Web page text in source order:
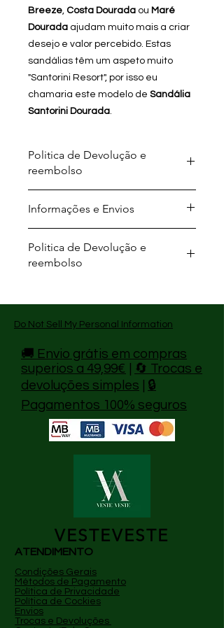
Breeze, Costa Dourada ou Maré
Dourada ajudam muito mais a criar
desejo e valor percebido. Estas
sandálias têm um aspeto muito
"Santorini Resort", por isso eu
chamaria este modelo de Sandália
Santorini Dourada.
Politica de Devolução e
reembolso
Para mais Informações visite a
nossa página de devoluções!
Informações e Envios
compras superiores a 49.99€
Politica de Devolução e
reembolso
- Transferência bancária
- Cartão debito e crédito Visa e
- Pagamento flexível disponível com
Klarna — prestações sem juros.
Do Not Sell My Personal Information
🚚 Envio grátis em compras
superios a 49,99€
🔄 Trocas e
devoluções simples
🔒
Pagamentos 100% seguros
VESTEVESTE
ATENDIMENTO
Condições Gerais
Métodos de Pagamento
Política de Privacidade
Política de Cockies
Envios
Trocas e Devoluções